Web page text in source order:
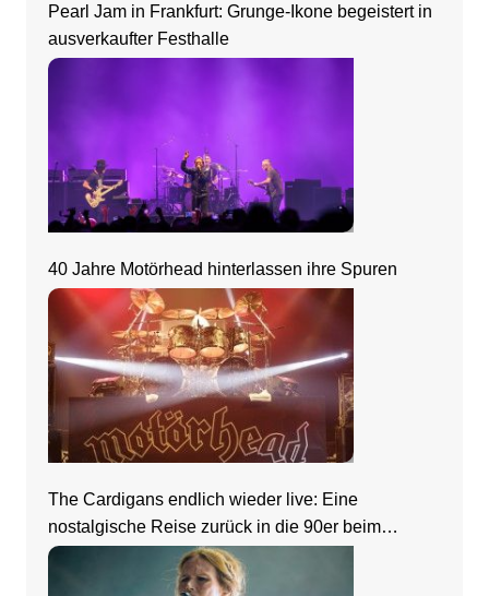
Pearl Jam in Frankfurt: Grunge-Ikone begeistert in
ausverkaufter Festhalle
40 Jahre Motörhead hinterlassen ihre Spuren
The Cardigans endlich wieder live: Eine
nostalgische Reise zurück in die 90er beim
Zeltfestival Rhein-Neckar